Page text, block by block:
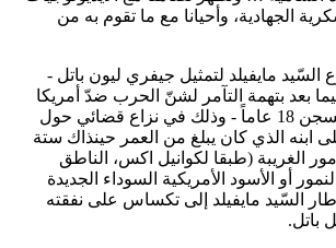
الجهادية، وأحيانا مع ما تقوم به من
تطوّع السّيد مايفيلد لتمثيل جيفري ليون باتل -
بعد بتهمة التآمر لشنّ الحرب ضدّ أمريكا
وحُكم عليه بالسجن 18 عاماً - وذلك في نزاع قضائي حول
ابنه الذي كان يبلغ من العمر حينذاك ستة
الغريبة (طبقا لكوانيل اكس، الناطق
أو الأسود الأمريكية السوداء الجديدة
السّيد مايفيلد إلى تكساس على نفقته
باتل.